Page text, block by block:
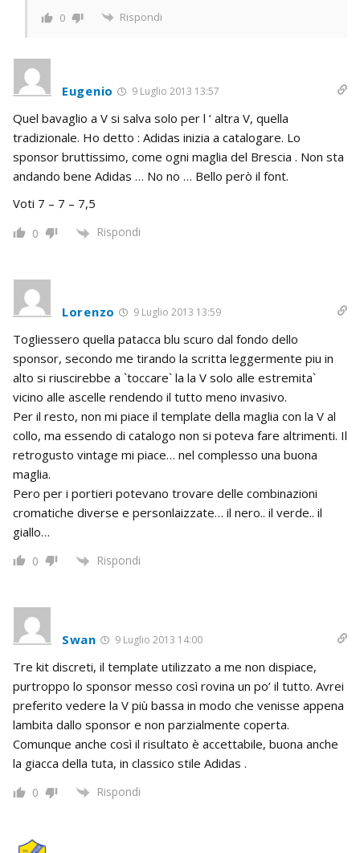
0 Rispondi
Eugenio 9 Luglio 2013 13:57
Quel bavaglio a V si salva solo per l ‘ altra V, quella
tradizionale. Ho detto : Adidas inizia a catalogare. Lo
sponsor bruttissimo, come ogni maglia del Brescia . Non sta
andando bene Adidas … No no … Bello però il font.
Voti 7 – 7 – 7,5
0 Rispondi
Lorenzo 9 Luglio 2013 13:59
Togliessero quella patacca blu scuro dal fondo dello
sponsor, secondo me tirando la scritta leggermente piu in
alto si riuscirebbe a `toccare` la la V solo alle estremita`
vicino alle ascelle rendendo il tutto meno invasivo.
Per il resto, non mi piace il template della maglia con la V al
collo, ma essendo di catalogo non si poteva fare altrimenti. Il
retrogusto vintage mi piace… nel complesso una buona
maglia.
Pero per i portieri potevano trovare delle combinazioni
cromatiche diverse e personlaizzate… il nero.. il verde.. il
giallo…
0 Rispondi
Swan 9 Luglio 2013 14:00
Tre kit discreti, il template utilizzato a me non dispiace,
purtroppo lo sponsor messo così rovina un po’ il tutto. Avrei
preferito vedere la V più bassa in modo che venisse appena
lambita dallo sponsor e non parzialmente coperta.
Comunque anche così il risultato è accettabile, buona anche
la giacca della tuta, in classico stile Adidas .
0 Rispondi